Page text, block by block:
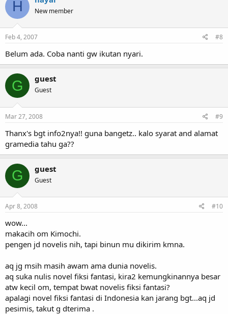
H New member
Feb 4, 2007 #8
Belum ada. Coba nanti gw ikutan nyari.
G guest
Guest
Mar 27, 2008 #9
Thanx's bgt info2nya!! guna bangetz.. kalo syarat and alamat
gramedia tahu ga??
G guest
Guest
Apr 8, 2008 #10
wow...
makacih om Kimochi.
pengen jd novelis nih, tapi binun mu dikirim kmna.
aq jg msih masih awam ama dunia novelis.
aq suka nulis novel fiksi fantasi, kira2 kemungkinannya besar
atw kecil om, tempat bwat novelis fiksi fantasi?
apalagi novel fiksi fantasi di Indonesia kan jarang bgt...aq jd
pesimis, takut g dterima .